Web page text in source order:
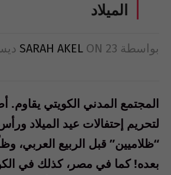
الميلاد
بواسطة SARAH AKEL ON 23 ديسمبر 2012
المجتمع المدني الكويتي
لتحريم إحتفالات عيد الميلاد
“ظلاميين” قبل الربيع العربي،
بعده! كما في مصر، كذلك في